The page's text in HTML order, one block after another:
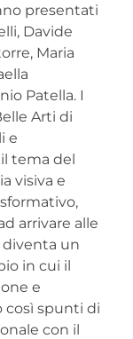
presentati
Davide
Maria
Patella. I
Arti di
e
tema del
visiva e
arrivare alle
un
in cui il
e
così spunti di
con il